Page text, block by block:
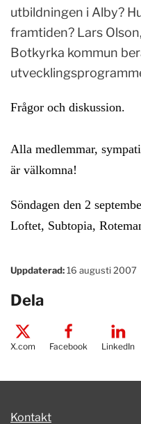
utbildningen i Alby?
framtiden? Lars
Botkyrka kommun
Frågor och diskussion.
Alla medlemmar,
är välkomna!
Söndagen den 2
Loftet, Subtopia,
Uppdaterad:16 augusti 2007
Dela
X.com Facebook LinkedIn
Kontakt